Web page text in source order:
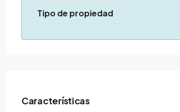
Tipo de propiedad
Características